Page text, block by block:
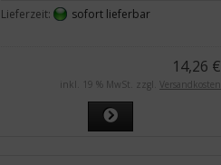
Lieferzeit:
sofort lieferbar
14,26 €
inkl. 19 % MwSt. zzgl. Versandkosten